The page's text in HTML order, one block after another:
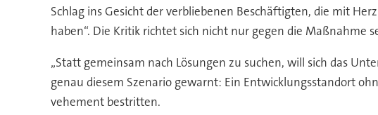
Schlag ins Gesicht der verbliebenen Beschäftigten, die mit
haben“. Die Kritik richtet sich nicht nur gegen die Maßnahme
„Statt gemeinsam nach Lösungen zu suchen, will sich das
genau diesem Szenario gewarnt: Ein Entwicklungsstandort
vehement bestritten.